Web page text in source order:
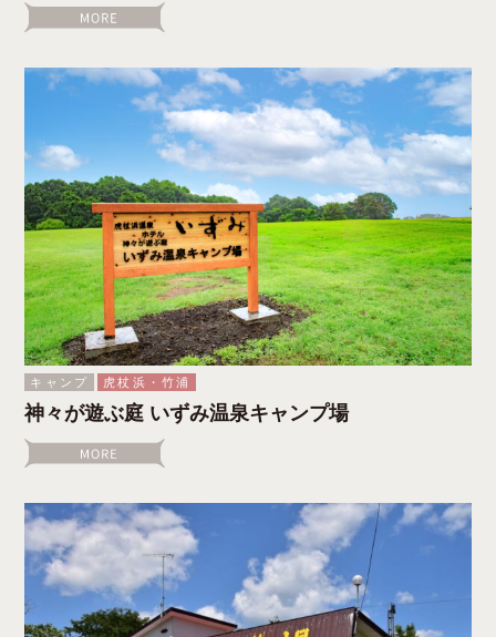
キャンプ 虎杖浜・竹浦
神々が遊ぶ庭 いずみ温泉キャンプ場